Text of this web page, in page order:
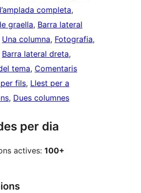
completa
graella, Barra lateral
Una columna, Fotografia
Barra lateral dreta
tema, Comentaris
fils, Llest per a
, Dues columnes
per dia
actives: 100+